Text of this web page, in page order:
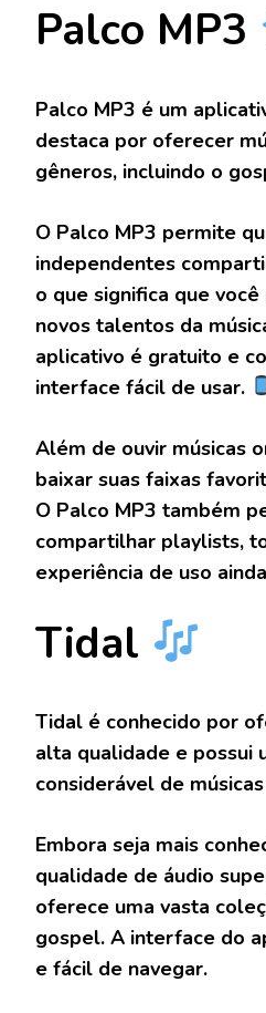
Palco MP3
Palco MP3 é um
destaca por oferecer
gêneros, incluindo o
O Palco MP3 permite
independentes
o que significa que
novos talentos da
aplicativo é gratuito e
interface fácil de usar.
Além de ouvir músicas
baixar suas faixas
O Palco MP3 também
compartilhar playlists,
experiência de uso
Tidal
Tidal é conhecido por
alta qualidade e possui
considerável de
Embora seja mais
qualidade de áudio
oferece uma vasta
gospel. A interface do
e fácil de navegar.